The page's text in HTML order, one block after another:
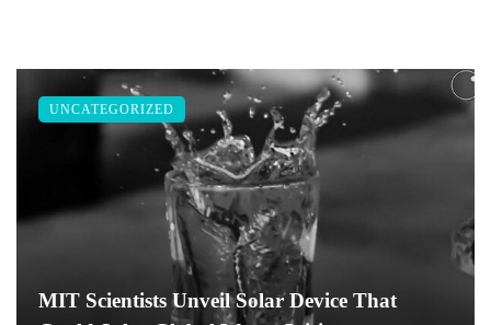
MIT Scientists Unveil Solar Device That
UNCATEGORIZED